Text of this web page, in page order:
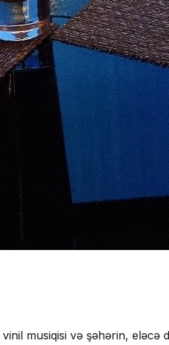
musiqisi və şəhərin,